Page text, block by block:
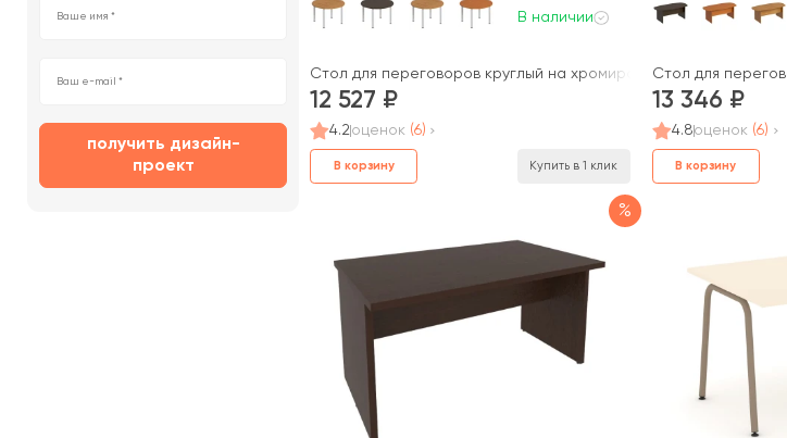
получить дизайн-
проект
В наличии
Стол для переговоров круглый на хромированных опорах ФР
12 527
4.2оценок (6)
В корзину Купить в 1 клик
Стол для
13 346
4.8оценок (6)
В корзину
%